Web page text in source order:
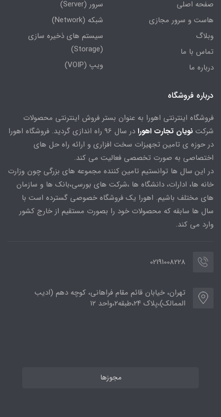
صفحه اصلی
هاست و سرور مجازی
وبلاگ
تماس با ما
درباره ما
سرور (Server)
شبکه (Network)
سیستم های ذخیره سازی
(Storage)
ویپ (VOIP)
درباره فروشگاه
فروشگاه اینترنتی اهورا به عنوان بستر فروش اینترنتی محصولات
شرکت نویان تجارت اهورا
در سال 96 راه اندازی گردید. فروشگاه اهورا
در حوزه ی تامین تجهیزات سخت افزاری و ارائه راه حل های
اختصاصی به صورت تخصصی فعالیت می کند.
در این سال ها توانستیم تامین کننده مجموعه های بزرگی چون وزارت
خانه ها، ادارات، دانشگاه ها ،شرکت های بورسی،بانک ها و سازمان
های مختلف باشیم. اهورا یک فروشگاه خصوصی گسترده است با
سال ها سابقه که محصولات خود را بصورت مستقیم از خارج کشور
وارد می کند.
02191008228
تهران، خیابان قائم مقام فراهانی، کوچه دهم (ادیب
الممالک)،پلاک ۲۴،طبقه۲،واحد ۱۲
مجوزها